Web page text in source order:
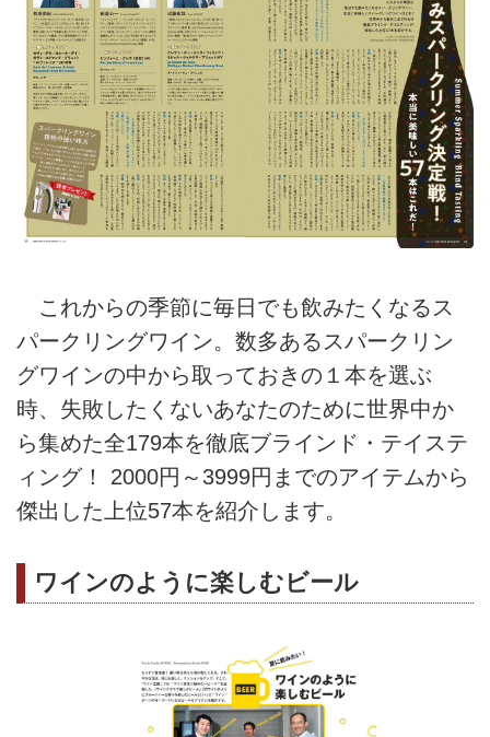
これからの季節に毎日でも飲みたくなるス
パークリングワイン。数多あるスパークリン
グワインの中から取っておきの１本を選ぶ
時、失敗したくないあなたのために世界中か
ら集めた全179本を徹底ブラインド・テイステ
ィング！ 2000円～3999円までのアイテムから
傑出した上位57本を紹介します。
ワインのように楽しむビール